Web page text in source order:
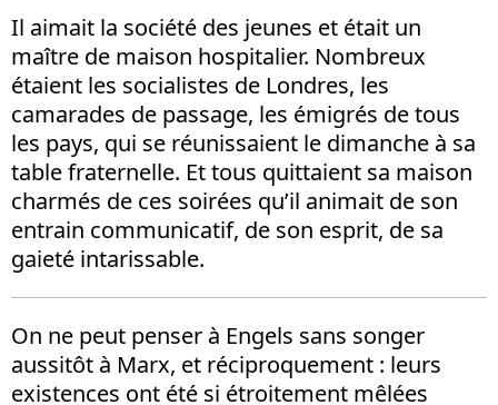
Il aimait la société des jeunes et était un
maître de maison hospitalier. Nombreux
étaient les socialistes de Londres, les
camarades de passage, les émigrés de tous
les pays, qui se réunissaient le dimanche à sa
table fraternelle. Et tous quittaient sa maison
charmés de ces soirées qu’il animait de son
entrain communicatif, de son esprit, de sa
gaieté intarissable.
On ne peut penser à Engels sans songer
aussitôt à Marx, et réciproquement : leurs
existences ont été si étroitement mêlées